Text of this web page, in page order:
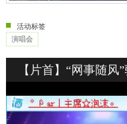
活动标签
演唱会
【片首】“网事随风